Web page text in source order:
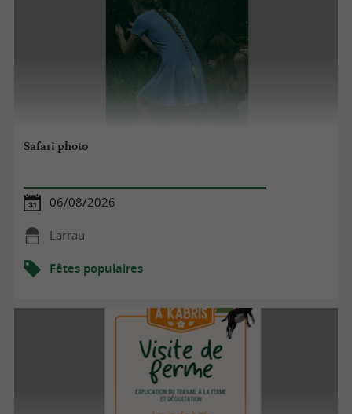
Safari photo
06/08/2026
Larrau
Fêtes populaires